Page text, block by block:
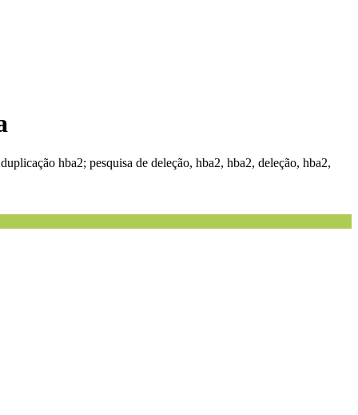
hba2; pesquisa de deleção, hba2, hba2, deleção, hba2,